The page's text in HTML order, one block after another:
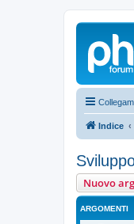
Indice
Nuovo
ARGOMENTI